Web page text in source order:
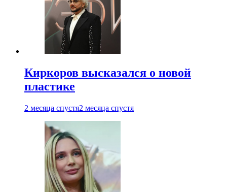
Киркоров высказался о новой
пластике
2 месяца спустя2 месяца спустя